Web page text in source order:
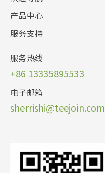
产品中心
服务支持
服务热线
+86 13335895533
电子邮箱
sherrishi@teejoin.com